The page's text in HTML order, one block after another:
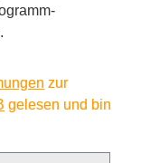
zur
gelesen und bin